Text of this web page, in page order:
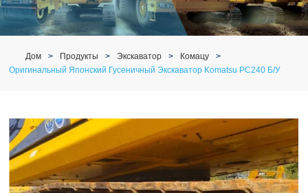
Дом Продукты Экскаватор
Комацу
Оригинальный Японский Гусеничный Экскаватор Komatsu PC240 Б/у